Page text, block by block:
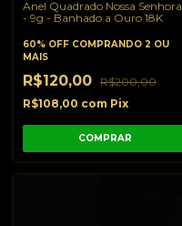
Anel Quadrado Nossa Senhora
- 9g - Banhado a Ouro 18K
60% OFF COMPRANDO 2 OU
MAIS
R$120,00 R$200,00
R$108,00 com Pix
COMPRAR